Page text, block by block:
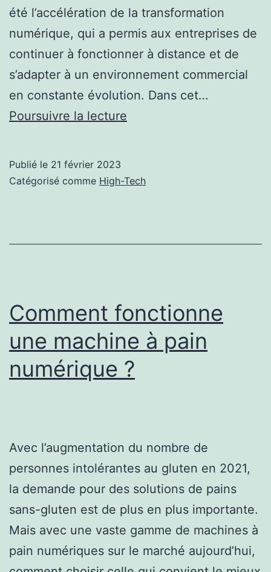
été l’accélération de la transformation
numérique, qui a permis aux entreprises de
continuer à fonctionner à distance et de
s’adapter à un environnement commercial
en constante évolution. Dans cet…
Poursuivre la lecture
a
Publié le 21 février 2023
Catégorisé comme High-Tech
Comment fonctionne
une machine à pain
numérique ?
Avec l’augmentation du nombre de
personnes intolérantes au gluten en 2021,
la demande pour des solutions de pains
sans-gluten est de plus en plus importante.
Mais avec une vaste gamme de machines à
pain numériques sur le marché aujourd’hui,